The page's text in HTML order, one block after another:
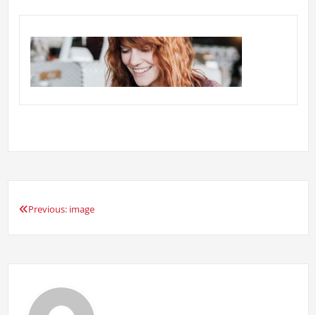
Beitragsnavigation
Previous: image